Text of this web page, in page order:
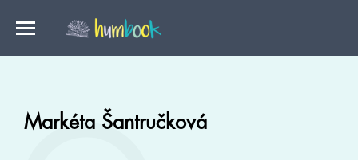
Markéta Šantručková